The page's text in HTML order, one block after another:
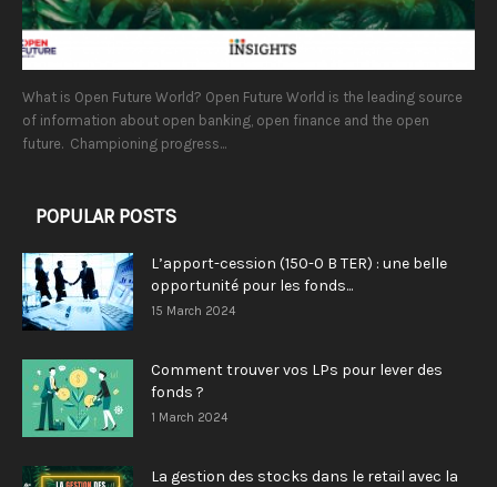
What is Open Future World? Open Future World is the leading source
of information about open banking, open finance and the open
future. Championing progress...
POPULAR POSTS
L’apport-cession (150-0 B TER) : une belle
opportunité pour les fonds...
15 March 2024
Comment trouver vos LPs pour lever des
fonds ?
1 March 2024
La gestion des stocks dans le retail avec la